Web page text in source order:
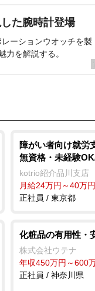
た腕時計登場
ーションウオッチを製
力を解説する。
障がい者向け就労
無資格・未経験
kotrio紹介品川支店
月給24万円～40万円
正社員 / 東京都
化粧品の有用性・
株式会社ウテナ
年収450万円～600
正社員 / 神奈川県